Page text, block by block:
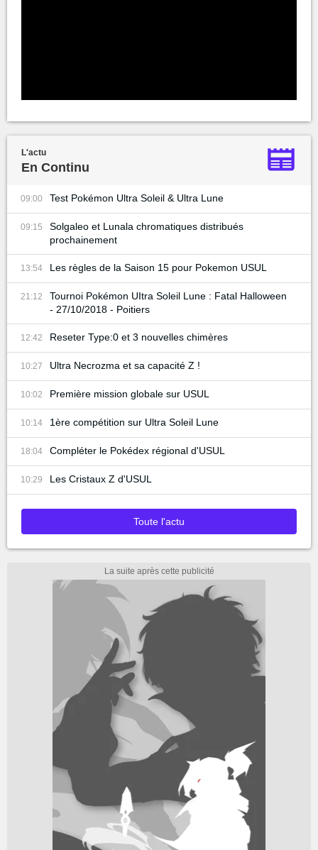
L'actu
En Continu
09:00 Test Pokémon Ultra Soleil & Ultra Lune
09:15
Solgaleo et Lunala chromatiques distribués
prochainement
13:54 Les règles de la Saison 15 pour Pokemon USUL
21:12
Tournoi Pokémon UItra Soleil Lune : Fatal Halloween
- 27/10/2018 - Poitiers
12:42 Reseter Type:0 et 3 nouvelles chimères
10:27 Ultra Necrozma et sa capacité Z !
10:02 Première mission globale sur USUL
10:14 1ère compétition sur Ultra Soleil Lune
18:04 Compléter le Pokédex régional d'USUL
10:29 Les Cristaux Z d'USUL
Toute l'actu